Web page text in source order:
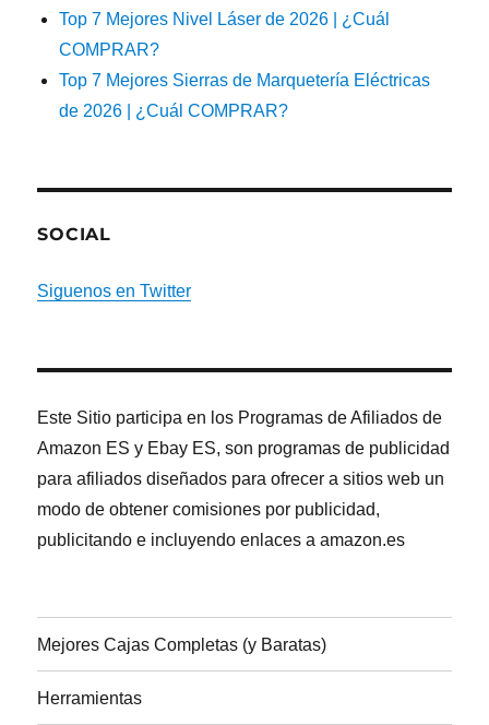
Top 7 Mejores Nivel Láser de 2026 | ¿Cuál
COMPRAR?
Top 7 Mejores Sierras de Marquetería Eléctricas
de 2026 | ¿Cuál COMPRAR?
SOCIAL
Siguenos en Twitter
Este Sitio participa en los Programas de Afiliados de
Amazon ES y Ebay ES, son programas de publicidad
para afiliados diseñados para ofrecer a sitios web un
modo de obtener comisiones por publicidad,
publicitando e incluyendo enlaces a amazon.es
Mejores Cajas Completas (y Baratas)
Herramientas